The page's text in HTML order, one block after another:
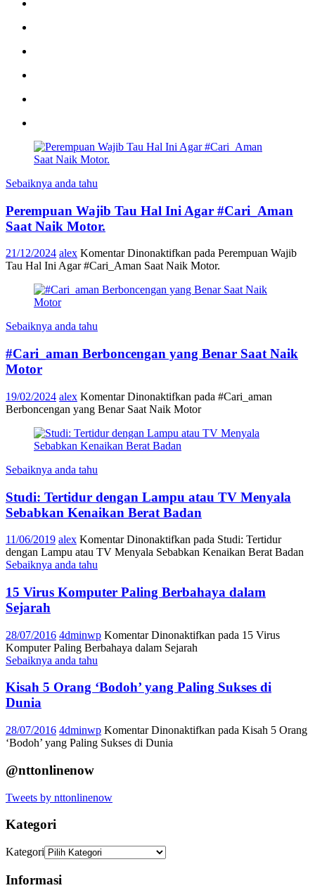
Sebaiknya anda tahu
Perempuan Wajib Tau Hal Ini Agar #Cari_Aman
Saat Naik Motor.
21/12/2024 alex Komentar Dinonaktifkan pada Perempuan Wajib
Tau Hal Ini Agar #Cari_Aman Saat Naik Motor.
Sebaiknya anda tahu
#Cari_aman Berboncengan yang Benar Saat Naik
Motor
19/02/2024 alex Komentar Dinonaktifkan pada #Cari_aman
Berboncengan yang Benar Saat Naik Motor
Sebaiknya anda tahu
Studi: Tertidur dengan Lampu atau TV Menyala
Sebabkan Kenaikan Berat Badan
11/06/2019 alex Komentar Dinonaktifkan pada Studi: Tertidur
dengan Lampu atau TV Menyala Sebabkan Kenaikan Berat Badan
Sebaiknya anda tahu
15 Virus Komputer Paling Berbahaya dalam
Sejarah
28/07/2016 4dminwp Komentar Dinonaktifkan pada 15 Virus
Komputer Paling Berbahaya dalam Sejarah
Sebaiknya anda tahu
Kisah 5 Orang ‘Bodoh’ yang Paling Sukses di
Dunia
28/07/2016 4dminwp Komentar Dinonaktifkan pada Kisah 5 Orang
‘Bodoh’ yang Paling Sukses di Dunia
@nttonlinenow
Tweets by nttonlinenow
Kategori
Kategori
Informasi